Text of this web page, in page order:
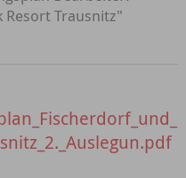
Resort Trausnitz"